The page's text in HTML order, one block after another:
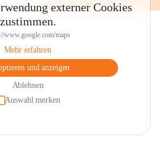
externer Cookies
zustimmen.
www.google.com/maps
Mehr erfahren
und anzeigen
Ablehnen
Auswahl merken